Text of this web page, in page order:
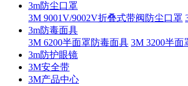
3m防尘口罩
3M 9001V/9002V折叠式带阀防尘口罩
3m防毒面具
3M 6200半面罩防毒面具 3M 3200半面
3m防护眼镜
3M安全带
3M产品中心